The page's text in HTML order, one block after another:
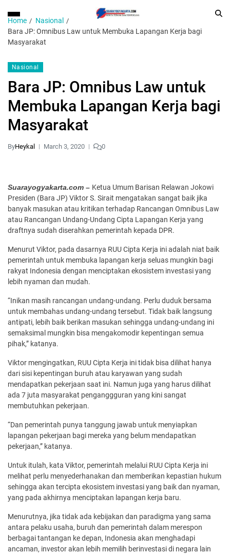
Home
Nasional
Bara JP: Omnibus Law untuk Membuka Lapangan Kerja bagi
Masyarakat
Nasional
Bara JP: Omnibus Law untuk
Membuka Lapangan Kerja bagi
Masyarakat
ByHeykal March 3, 2020 0
Suarayogyakarta.com – Ketua Umum Barisan Relawan Jokowi
Presiden (Bara JP) Viktor S. Sirait mengatakan sangat baik jika
banyak masukan atau kritikan terhadap Rancangan Omnibus Law
atau Rancangan Undang-Undang Cipta Lapangan Kerja yang
draftnya sudah diserahkan pemerintah kepada DPR.
Menurut Viktor, pada dasarnya RUU Cipta Kerja ini adalah niat baik
pemerintah untuk membuka lapangan kerja seluas mungkin bagi
rakyat Indonesia dengan menciptakan ekosistem investasi yang
lebih nyaman dan mudah.
“Inikan masih rancangan undang-undang. Perlu duduk bersama
untuk membahas undang-undang tersebut. Tidak baik langsung
antipati, lebih baik berikan masukan sehingga undang-undang ini
semaksimal mungkin bisa mengakomodir kepentingan semua
pihak,” katanya.
Viktor mengingatkan, RUU Cipta Kerja ini tidak bisa dilihat hanya
dari sisi kepentingan buruh atau karyawan yang sudah
mendapatkan pekerjaan saat ini. Namun juga yang harus dilihat
ada 7 juta masyarakat penganggguran yang kini sangat
membutuhkan pekerjaan.
“Dan pemerintah punya tanggung jawab untuk menyiapkan
lapangan pekerjaan bagi mereka yang belum mendapatkan
pekerjaan,” katanya.
Untuk itulah, kata Viktor, pemerintah melalui RUU Cipta Kerja ini
melihat perlu menyederhanakan dan memberikan kepastian hukum
sehingga akan tercipta ekosistem investasi yang baik dan nyaman,
yang pada akhirnya menciptakan lapangan kerja baru.
Menurutnya, jika tidak ada kebijakan dan paradigma yang sama
antara pelaku usaha, buruh dan pemerintah dalam merespon
berbagai tantangan ke depan, Indonesia akan menghadapi
ancaman, investor akan lebih memilih berinvestasi di negara lain